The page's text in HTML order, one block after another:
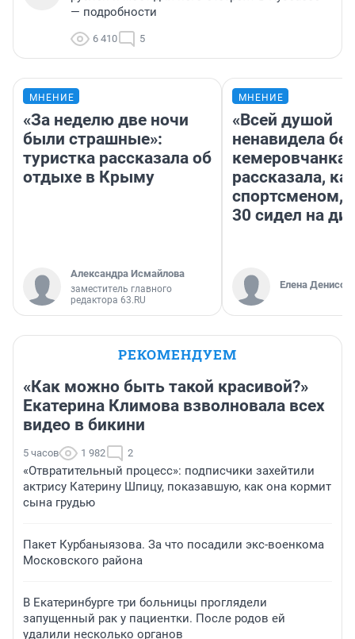
— подробности
6 410 5
МНЕНИЕ
«За неделю две ночи
были страшные»:
туристка рассказала об
отдыхе в Крыму
Александра Исмайлова
заместитель главного
редактора 63.RU
МНЕНИЕ
«Всей душой
ненавидела
кемеровчанка
рассказала,
спортсменом,
30 сидел на
Елена
РЕКОМЕНДУЕМ
«Как можно быть такой красивой?»
Екатерина Климова взволновала всех
видео в бикини
5 часов 1 982 2
«Отвратительный процесс»: подписчики захейтили
актрису Катерину Шпицу, показавшую, как она кормит
сына грудью
Пакет Курбаныязова. За что посадили экс-военкома
Московского района
В Екатеринбурге три больницы проглядели
запущенный рак у пациентки. После родов ей
удалили несколько органов